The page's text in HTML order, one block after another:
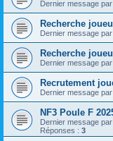
Dernier message par
Recherche
Dernier message par
Recherche
Dernier message par
Recrutement
Dernier message par
NF3 Poule F
Dernier message par
Réponses : 3